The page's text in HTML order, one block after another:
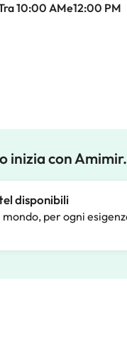
10:00 AMe12:00 PM
inizia con
disponibili
per ogni